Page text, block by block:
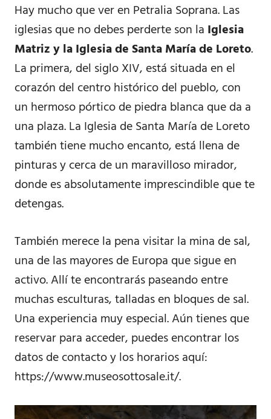
Hay mucho que ver en Petralia Soprana. Las
iglesias que no debes perderte son la Iglesia
Matriz y la Iglesia de Santa María de Loreto.
La primera, del siglo XIV, está situada en el
corazón del centro histórico del pueblo, con
un hermoso pórtico de piedra blanca que da a
una plaza. La Iglesia de Santa María de Loreto
también tiene mucho encanto, está llena de
pinturas y cerca de un maravilloso mirador,
donde es absolutamente imprescindible que te
detengas.
También merece la pena visitar la mina de sal,
una de las mayores de Europa que sigue en
activo. Allí te encontrarás paseando entre
muchas esculturas, talladas en bloques de sal.
Una experiencia muy especial. Aún tienes que
reservar para acceder, puedes encontrar los
datos de contacto y los horarios aquí:
https://www.museosottosale.it/.